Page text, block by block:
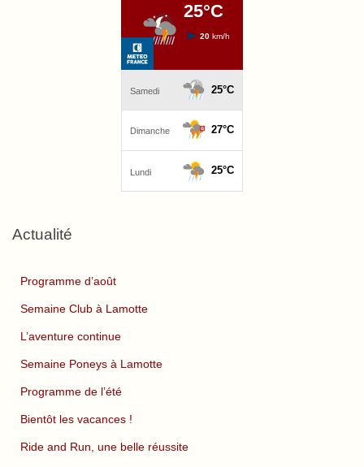
Actualité
Programme d’août
Semaine Club à Lamotte
L’aventure continue
Semaine Poneys à Lamotte
Programme de l’été
Bientôt les vacances !
Ride and Run, une belle réussite